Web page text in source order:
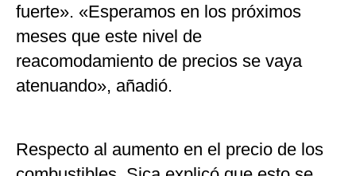
fuerte». «Esperamos en los próximos
meses que este nivel de
reacomodamiento de precios se vaya
atenuando», añadió.
Respecto al aumento en el precio de los